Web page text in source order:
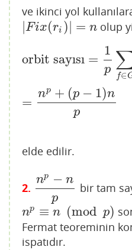
ve ikinci yol
|Fix(ri )| = n
|Fix(ri)|=n olup
orbit sayısı =
1
p
f∈
=
np + (p − 1)n
p
orbit sayısı p∑ f∈
elde edilir.
2.
np − n
p
np−np bir tam
np ≡ n (mod p)
np ≡n( modp)
Fermat teoreminin
ispatıdır.